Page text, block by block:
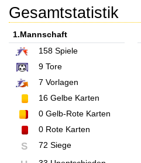
Gesamtstatistik
1.Mannschaft
158 Spiele
9 Tore
7 Vorlagen
16 Gelbe Karten
0 Gelb-Rote Karten
0 Rote Karten
S 72 Siege